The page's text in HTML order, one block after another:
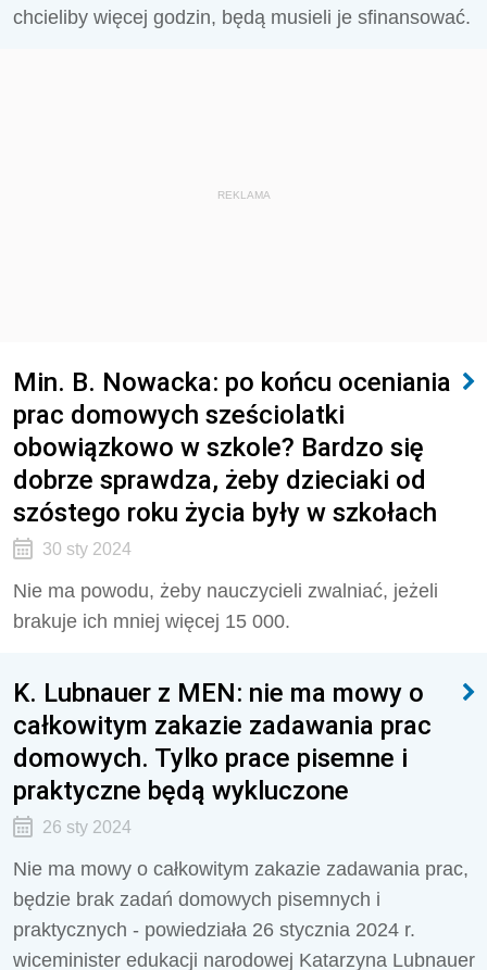
chcieliby więcej godzin, będą musieli je sfinansować.
REKLAMA
Min. B. Nowacka: po końcu oceniania
prac domowych sześciolatki
obowiązkowo w szkole? Bardzo się
dobrze sprawdza, żeby dzieciaki od
szóstego roku życia były w szkołach
30 sty 2024
Nie ma powodu, żeby nauczycieli zwalniać, jeżeli
brakuje ich mniej więcej 15 000.
K. Lubnauer z MEN: nie ma mowy o
całkowitym zakazie zadawania prac
domowych. Tylko prace pisemne i
praktyczne będą wykluczone
26 sty 2024
Nie ma mowy o całkowitym zakazie zadawania prac,
będzie brak zadań domowych pisemnych i
praktycznych - powiedziała 26 stycznia 2024 r.
wiceminister edukacji narodowej Katarzyna Lubnauer